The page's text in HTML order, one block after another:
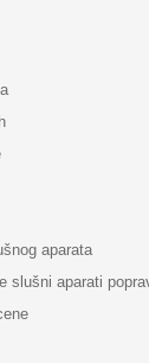
aparata
slušni aparati